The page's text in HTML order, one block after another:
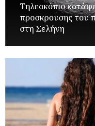
Τηλεσκόπιο
προσκρουσης του
στη Σελήνη